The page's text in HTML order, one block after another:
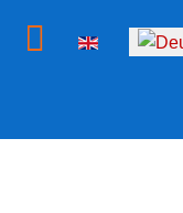
Sprache auswählen